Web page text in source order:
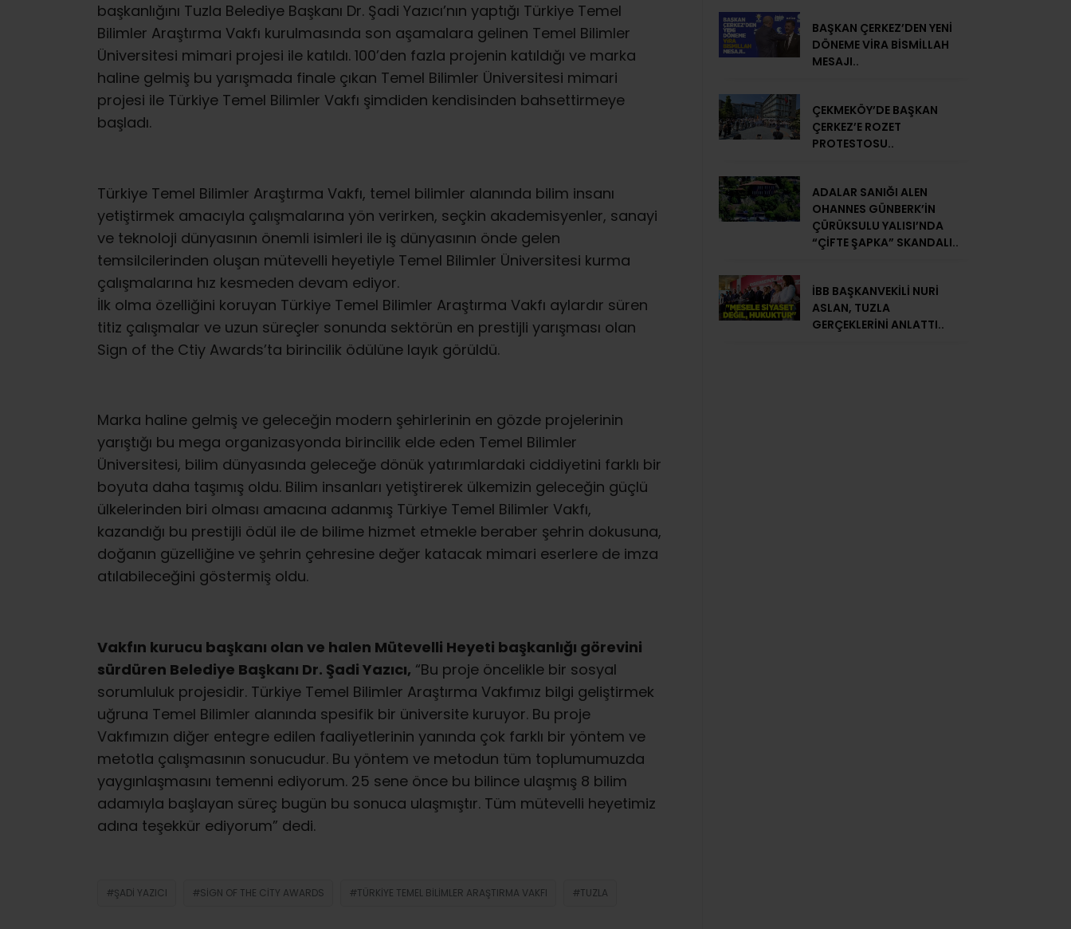
başkanlığını Tuzla Belediye Başkanı Dr. Şadi Yazıcı’nın yaptığı Türkiye Temel
Bilimler Araştırma Vakfı kurulmasında son aşamalara gelinen Temel Bilimler
Üniversitesi mimari projesi ile katıldı. 100’den fazla projenin katıldığı ve marka
haline gelmiş bu yarışmada finale çıkan Temel Bilimler Üniversitesi mimari
projesi ile Türkiye Temel Bilimler Vakfı şimdiden kendisinden bahsettirmeye
başladı.
Türkiye Temel Bilimler Araştırma Vakfı, temel bilimler alanında bilim insanı
yetiştirmek amacıyla çalışmalarına yön verirken, seçkin akademisyenler, sanayi
ve teknoloji dünyasının önemli isimleri ile iş dünyasının önde gelen
temsilcilerinden oluşan mütevelli heyetiyle Temel Bilimler Üniversitesi kurma
çalışmalarına hız kesmeden devam ediyor.
İlk olma özelliğini koruyan Türkiye Temel Bilimler Araştırma Vakfı aylardır süren
titiz çalışmalar ve uzun süreçler sonunda sektörün en prestijli yarışması olan
Sign of the Ctiy Awards’ta birincilik ödülüne layık görüldü.
Marka haline gelmiş ve geleceğin modern şehirlerinin en gözde projelerinin
yarıştığı bu mega organizasyonda birincilik elde eden Temel Bilimler
Üniversitesi, bilim dünyasında geleceğe dönük yatırımlardaki ciddiyetini farklı bir
boyuta daha taşımış oldu. Bilim insanları yetiştirerek ülkemizin geleceğin güçlü
ülkelerinden biri olması amacına adanmış Türkiye Temel Bilimler Vakfı,
kazandığı bu prestijli ödül ile de bilime hizmet etmekle beraber şehrin dokusuna,
doğanın güzelliğine ve şehrin çehresine değer katacak mimari eserlere de imza
atılabileceğini göstermiş oldu.
Vakfın kurucu başkanı olan ve halen Mütevelli Heyeti başkanlığı görevini
sürdüren Belediye Başkanı Dr. Şadi Yazıcı, “Bu proje öncelikle bir sosyal
sorumluluk projesidir. Türkiye Temel Bilimler Araştırma Vakfımız bilgi geliştirmek
uğruna Temel Bilimler alanında spesifik bir üniversite kuruyor. Bu proje
Vakfımızın diğer entegre edilen faaliyetlerinin yanında çok farklı bir yöntem ve
metotla çalışmasının sonucudur. Bu yöntem ve metodun tüm toplumumuzda
yaygınlaşmasını temenni ediyorum. 25 sene önce bu bilince ulaşmış 8 bilim
adamıyla başlayan süreç bugün bu sonuca ulaşmıştır. Tüm mütevelli heyetimiz
adına teşekkür ediyorum” dedi.
ŞADI YAZICI SIGN OF THE CITY AWARDS TÜRKIYE TEMEL BILIMLER ARAŞTIRMA VAKFI TUZLA
BAŞKAN ÇERKEZ’DEN YENİ
DÖNEME VİRA BİSMİLLAH
MESAJI..
ÇEKMEKÖY’DE BAŞKAN
ÇERKEZ’E ROZET
PROTESTOSU..
ADALAR SANIĞI ALEN
OHANNES GÜNBERK’İN
ÇÜRÜKSULU YALISI’NDA
“ÇİFTE ŞAPKA” SKANDALI..
İBB BAŞKANVEKİLİ NURİ
ASLAN, TUZLA
GERÇEKLERİNİ ANLATTI..